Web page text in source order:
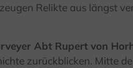
Relikte aus längst
Abt Rupert von
zurückblicken. Mitte